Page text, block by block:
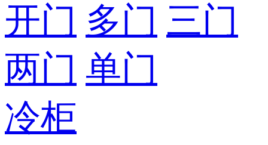
开门 多门 三门
两门 单门
冷柜